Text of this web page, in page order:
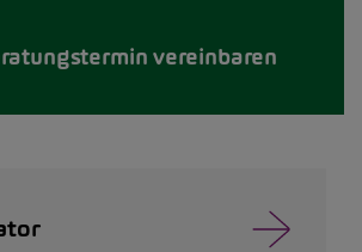
vereinbaren